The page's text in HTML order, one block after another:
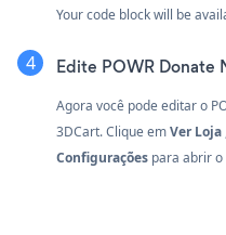
Your code block will be
Edite POWR Donate
Agora você pode editar o
3DCart. Clique emVer Loja
Configurações para abrir o